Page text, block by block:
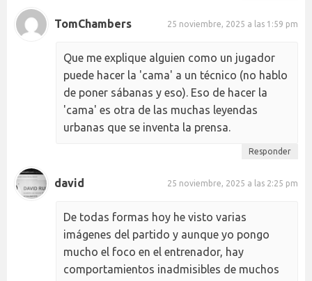
TomChambers 25 noviembre, 2025 a las 1:59 pm
Que me explique alguien como un jugador
puede hacer la 'cama' a un técnico (no hablo
de poner sábanas y eso). Eso de hacer la
'cama' es otra de las muchas leyendas
urbanas que se inventa la prensa.
Responder
david 25 noviembre, 2025 a las 2:25 pm
De todas formas hoy he visto varias
imágenes del partido y aunque yo pongo
mucho el foco en el entrenador, hay
comportamientos inadmisibles de muchos